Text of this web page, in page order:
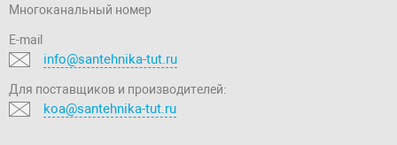
Многоканальный номер
E-mail
info@santehnika-tut.ru
Для поставщиков и производителей:
koa@santehnika-tut.ru